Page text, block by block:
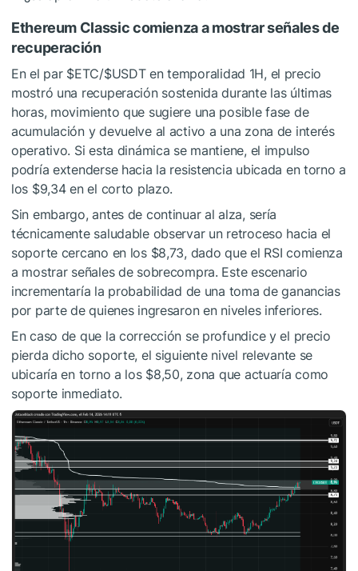
Ethereum Classic comienza a mostrar señales de
recuperación
En el par $ETC/$USDTen temporalidad 1H, el precio
mostró una recuperación sostenida durante las últimas
horas, movimiento que sugiere una posible fase de
acumulación y devuelve al activo a una zona de interés
operativo. Si esta dinámica se mantiene, el impulso
podría extenderse hacia la resistencia ubicada en torno a
los $9,34 en el corto plazo.
Sin embargo, antes de continuar al alza, sería
técnicamente saludable observar un retroceso hacia el
soporte cercano en los $8,73, dado que el RSI comienza
a mostrar señales de sobrecompra. Este escenario
incrementaría la probabilidad de una toma de ganancias
por parte de quienes ingresaron en niveles inferiores.
En caso de que la corrección se profundice y el precio
pierda dicho soporte, el siguiente nivel relevante se
ubicaría en torno a los $8,50, zona que actuaría como
soporte inmediato.